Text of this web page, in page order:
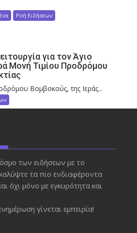
Ροή Ειδήσεων
για τον Άγιο
Μονή Τιμίου Προδρόμου
Βομβοκούς, της Ιεράς...
των ειδήσεων με το
τα πιο ενδιαφέροντα
όχι μόνο με εγκυρότητα και
γίνεται εμπειρία!